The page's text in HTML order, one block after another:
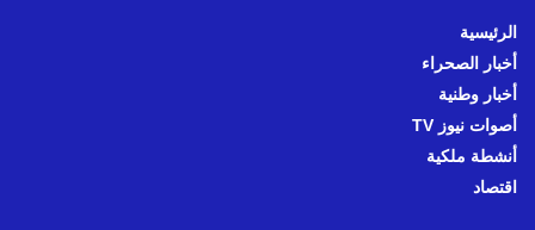
الرئيسية
أخبار الصحراء
أخبار وطنية
أصوات نيوز TV
أنشطة ملكية
اقتصاد